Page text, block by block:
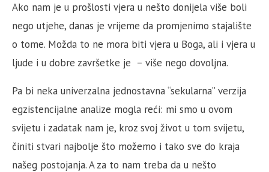
Ako nam je u prošlosti vjera u nešto donijela više boli
nego utjehe, danas je vrijeme da promjenimo stajalište
o tome. Možda to ne mora biti vjera u Boga, ali i vjera u
ljude i u dobre završetke je – više nego dovoljna.
Pa bi neka univerzalna jednostavna “sekularna” verzija
egzistencijalne analize mogla reći: mi smo u ovom
svijetu i zadatak nam je, kroz svoj život u tom svijetu,
činiti stvari najbolje što možemo i tako sve do kraja
našeg postojanja. A za to nam treba da u nešto